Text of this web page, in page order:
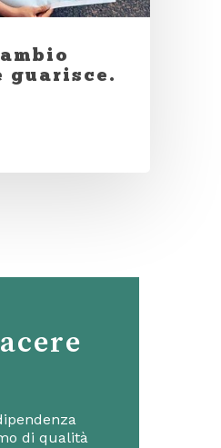
guarisce.
di qualità